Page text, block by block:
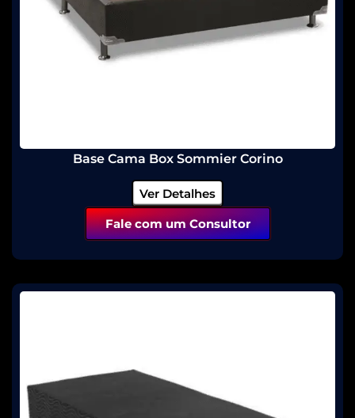
Base Cama Box Sommier Corino
Ver Detalhes
Fale com um Consultor